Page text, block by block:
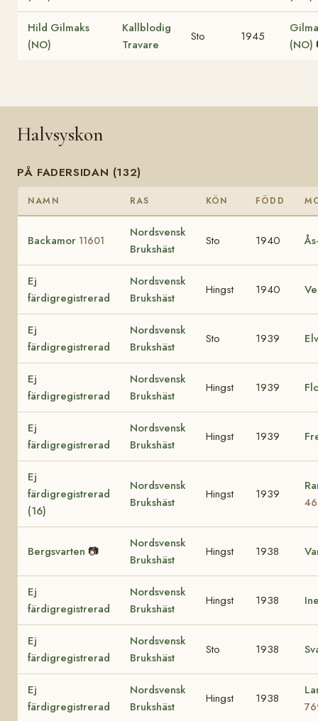
Hild Gilmaks
(NO)
Kallblodig
Travare
Sto 1945
(NO)
Halvsyskon
PÅ FADERSIDAN (132)
NAMN RAS KÖN FÖDD
Backamor 11601
Nordsvensk
Brukshäst
Sto 1940
Ej
färdigregistrerad
Nordsvensk
Brukshäst
Hingst 1940
Ej
färdigregistrerad
Nordsvensk
Brukshäst
Sto 1939
Ej
färdigregistrerad
Nordsvensk
Brukshäst
Hingst 1939
Ej
färdigregistrerad
Nordsvensk
Brukshäst
Hingst 1939
Ej
färdigregistrerad
(16)
Nordsvensk
Brukshäst
Hingst 1939
Bergsvarten 📷
Nordsvensk
Brukshäst
Hingst 1938
Ej
färdigregistrerad
Nordsvensk
Brukshäst
Hingst 1938
Ej
färdigregistrerad
Nordsvensk
Brukshäst
Sto 1938
Ej
färdigregistrerad
Nordsvensk
Brukshäst
Hingst 1938